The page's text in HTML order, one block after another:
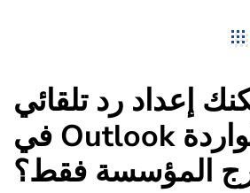
إعداد رد تلقائي
في Outlook للرسائل الواردة
المؤسسة فقط؟